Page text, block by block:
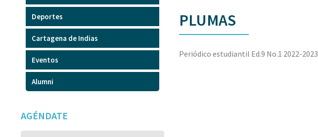
Deportes
Cartagena de Indias
Eventos
Alumni
AGÉNDATE
PLUMAS
Periódico estudiantil Ed.9 No.1 2022-2023